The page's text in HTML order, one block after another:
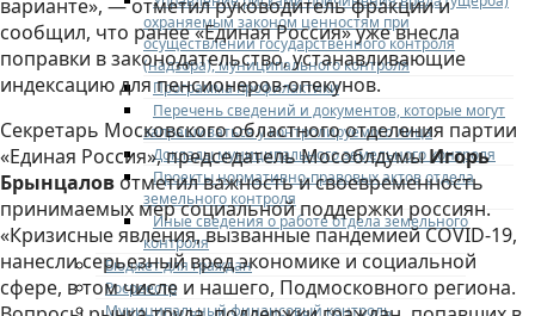
охраняемым законом ценностям при
осуществлении государственного контроля
(надзора), муниципального контроля
Программа профилактики
Перечень сведений и документов, которые могут
запрашиваться у контролируемого лица
Доклады муниципального земельного контроля
Проекты нормативно-правовых актов отдела
земельного контроля
Иные сведения о работе отдела земельного
контроля
Бюджет для граждан
Росреестр
Муниципальный финансовый контроль
варианте», — отметил руководитель фракции и
сообщил, что ранее «Единая Россия» уже внесла
поправки в законодательство, устанавливающие
индексацию для пенсионеров-опекунов.
Секретарь Московского областного отделения партии
«Единая Россия», председатель МособлдумыИгорь
Брынцалов отметил важность и своевременность
принимаемых мер социальной поддержки россиян.
«Кризисные явления, вызванные пандемией COVID-19,
нанесли серьезный вред экономике и социальной
сфере, в том числе и нашего, Подмосковного региона.